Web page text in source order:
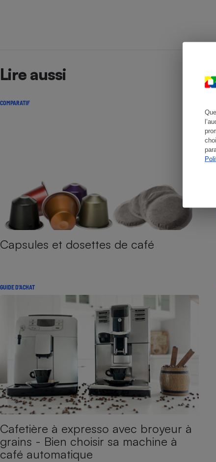
Lire aussi
COMPARATIF
Capsules et dosettes de café
GUIDE D'ACHAT
Cafetière à expresso avec broyeur à
grains - Bien choisir sa machine à
café automatique